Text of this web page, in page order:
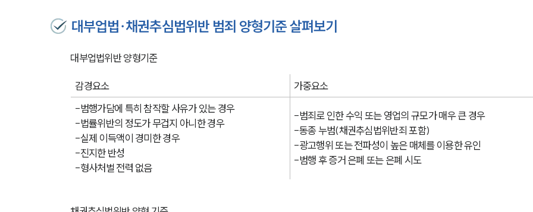
대부업법∙채권추심법위반 범죄 양형기준 살펴보기
대부업법위반 양형기준
감경요소
가중요소
-범행가담에 특히 참작할 사유가 있는 경우
-법률위반의 정도가 무겁지 아니한 경우
-실제 이득액이 경미한 경우
-진지한 반성
-형사처벌 전력 없음
-범죄로 인한 수익 또는 영업의 규모가 매우 큰 경우
-동종 누범(채권추심법위반죄 포함)
-광고행위 또는 전파성이 높은 매체를 이용한 유인
-범행 후 증거 은폐 또는 은폐 시도